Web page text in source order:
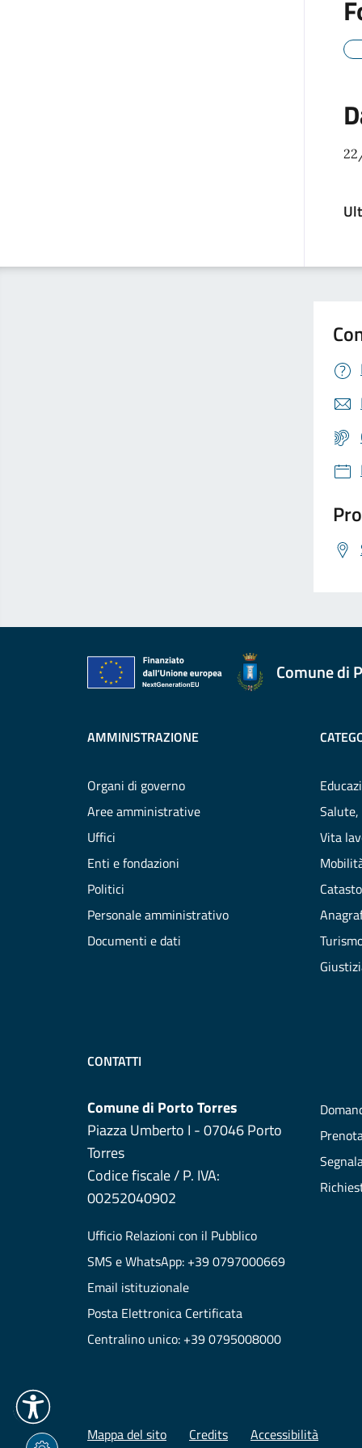
Comune di
AMMINISTRAZIONE
Organi di governo
Aree amministrative
Uffici
Enti e fondazioni
Politici
Personale amministrativo
Documenti e dati
Salute,
Vita
CONTATTI
Comune di Porto Torres
Piazza Umberto I - 07046 Porto
Torres
Codice fiscale / P. IVA:
00252040902
Ufficio Relazioni con il Pubblico
SMS e WhatsApp: +39 0797000669
Email istituzionale
Posta Elettronica Certificata
Centralino unico: +39 0795008000
Mappa del sito Credits Accessibilità